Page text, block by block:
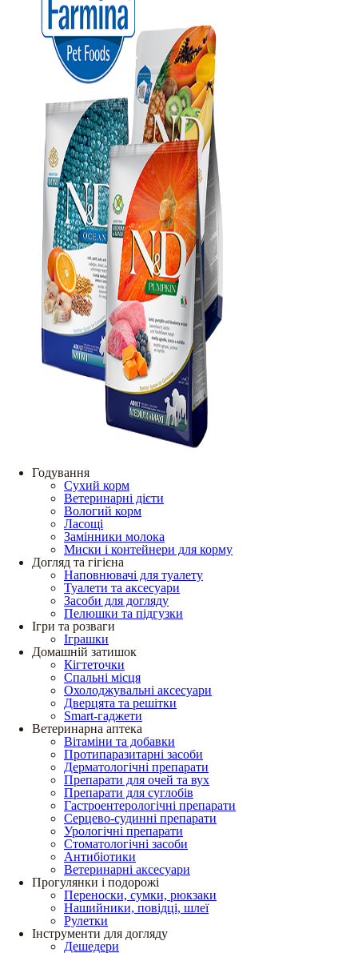
Годування
Сухий корм
Ветеринарні дієти
Вологий корм
Ласощі
Замінники молока
Миски і контейнери для корму
Догляд та гігієна
Наповнювачі для туалету
Туалети та аксесуари
Засоби для догляду
Пелюшки та підгузки
Ігри та розваги
Іграшки
Домашній затишок
Кігтеточки
Спальні місця
Охолоджувальні аксесуари
Дверцята та решітки
Smart-гаджети
Ветеринарна аптека
Вітаміни та добавки
Протипаразитарні засоби
Дерматологічні препарати
Препарати для очей та вух
Препарати для суглобів
Гастроентерологічні препарати
Серцево-судинні препарати
Урологічні препарати
Стоматологічні засоби
Антибіотики
Ветеринарні аксесуари
Прогулянки і подорожі
Переноски, сумки, рюкзаки
Нашийники, повідці, шлеї
Рулетки
Інструменти для догляду
Дешедери